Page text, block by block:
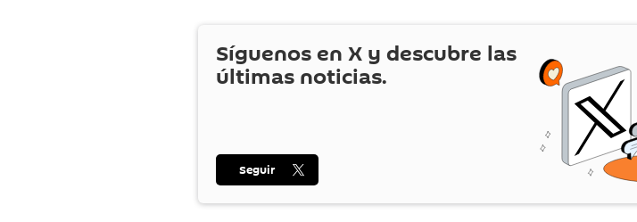
Síguenos en X y descubre las
últimas noticias.
Seguir